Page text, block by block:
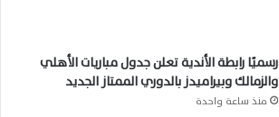
رسميًا رابطة الأندية تعلن جدول مباريات الأهلي
والزمالك وبيراميدز بالدوري الممتاز الجديد
منذ ساعة واحدة